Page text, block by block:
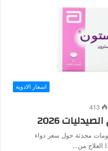
اسعار الادوية
413
2026
محدثة حول سعر دواء